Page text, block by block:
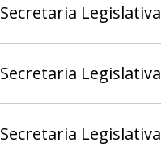
Secretaria Legislativa
Secretaria Legislativa
Secretaria Legislativa